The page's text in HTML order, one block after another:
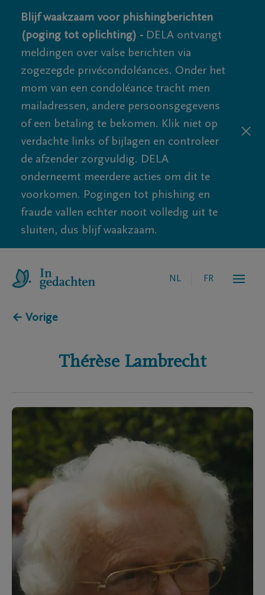
Blijf waakzaam voor phishingberichten
(poging tot oplichting) - DELA ontvangt
meldingen over valse berichten via
zogezegde privécondoléances. Onder het
mom van een condoléance tracht men
mailadressen, andere persoonsgegevens
of een betaling te bekomen. Klik niet op
verdachte links of bijlagen en controleer
de afzender zorgvuldig. DELA
onderneemt meerdere acties om dit te
voorkomen. Pogingen tot phishing en
fraude vallen echter nooit volledig uit te
sluiten, dus blijf waakzaam.
NL FR
← Vorige
Thérèse Lambrecht